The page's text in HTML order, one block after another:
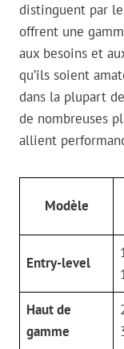
distinguent par
offrent une
aux besoins et
qu’ils soient
dans la plupart
de nombreuses
allient
Modèle
Entry-level
Haut de
gamme